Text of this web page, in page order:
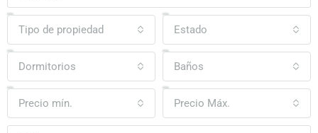
Tipo de propiedad Estado
Dormitorios Baños
Precio mín. Precio Máx.